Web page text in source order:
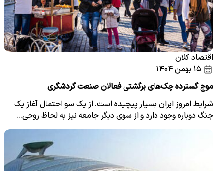
اقتصاد کلان
موج گسترده چک‌های برگشتی فعالان صنعت گردشگری
شرایط امروز ایران بسیار پیچیده است. از یک سو احتمال آغاز یک
جنگ دوباره وجود دارد و از سوی دیگر جامعه نیز به لحاظ روحی…